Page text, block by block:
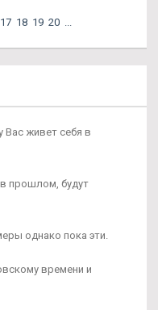
17 18 19 20
Вас живет себя в
прошлом, будут
однако пока эти.
времени и